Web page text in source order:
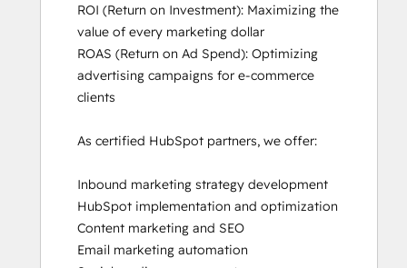
ROI (Return on Investment): Maximizing the
value of every marketing dollar
ROAS (Return on Ad Spend): Optimizing
advertising campaigns for e-commerce
clients
As certified HubSpot partners, we offer:
Inbound marketing strategy development
HubSpot implementation and optimization
Content marketing and SEO
Email marketing automation